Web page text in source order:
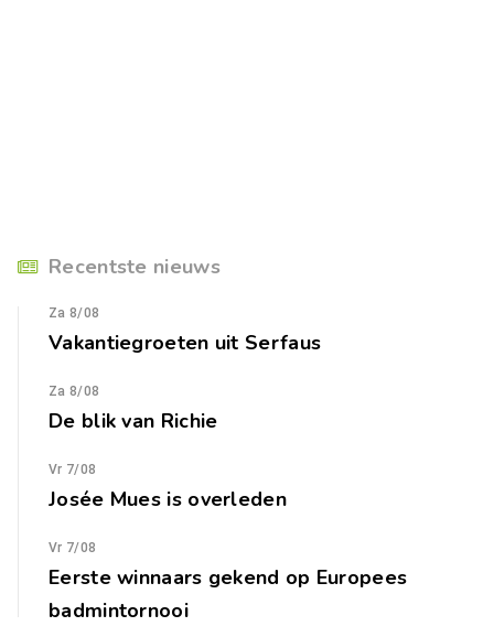
Recentste nieuws
Za 8/08
Vakantiegroeten uit Serfaus
Za 8/08
De blik van Richie
Vr 7/08
Josée Mues is overleden
Vr 7/08
Eerste winnaars gekend op Europees
badmintornooi